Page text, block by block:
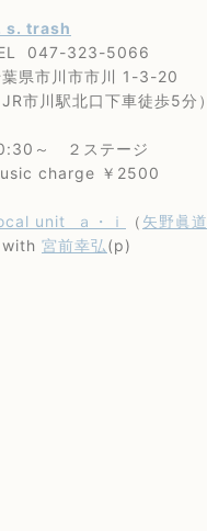
s. trash
323-5066
市川市市川 1-3-20
川駅北口下車徒歩5分）
～ ２ステージ
charge ￥2500
unit ａ・ｉ （ 矢野眞道
宮前幸弘(p)